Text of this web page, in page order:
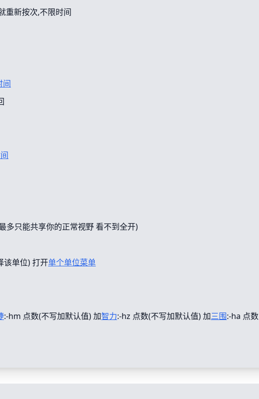
重新按次,不限时间
间
多只能共享你的正常视野 看不到全开)
该单位) 打开单个单位菜单
:-hm 点数(不写加默认值) 加智力:-hz 点数(不写加默认值) 加三围:-ha 点数